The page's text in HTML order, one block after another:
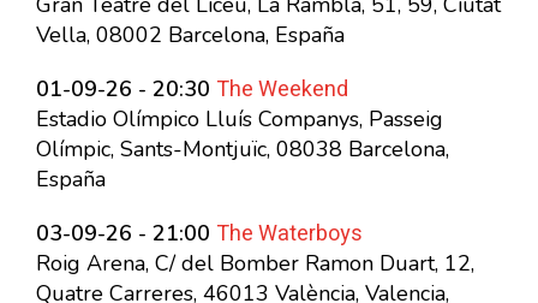
Vella, 08002 Barcelona, España
01-09-26 - 20:30 The Weekend
Estadio Olímpico Lluís Companys, Passeig
Olímpic, Sants-Montjuïc, 08038 Barcelona,
España
03-09-26 - 21:00 The Waterboys
Roig Arena, C/ del Bomber Ramon Duart, 12,
Quatre Carreres, 46013 València, Valencia,